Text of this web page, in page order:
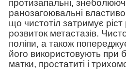
протизапальні,
ранозагоювальні
що чистотіл затримує ріст
розвиток метастазів.
поліпи, а також
його використовують при
матки, простатиті і